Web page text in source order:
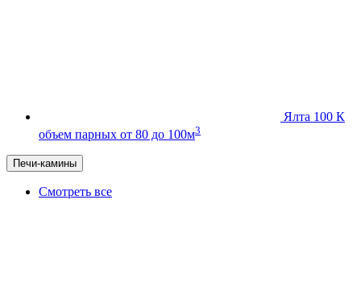
Ялта 100 К
объем парных от 80 до 100м3
Печи-камины
Смотреть все